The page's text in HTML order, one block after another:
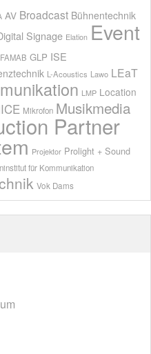
AV Broadcast Bühnentechnik
Signage Elation Event
FAMAB GLP ISE
L-Acoustics Lawo LEaT
LMP Location
Mikrofon Musikmedia
Partner
Projektor Prolight + Sound
für Kommunikation
Vok Dams